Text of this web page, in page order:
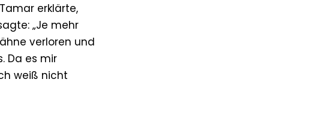
erklärte,
„Je mehr
verloren und
Da es mir
weiß nicht